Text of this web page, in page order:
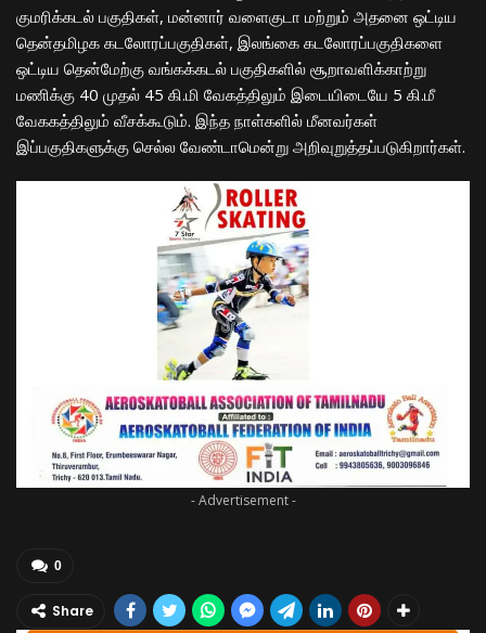
குமரிக்கடல் பகுதிகள், மன்னார் வளைகுடா மற்றும் அதனை ஒட்டிய
தென்தமிழக கடலோரப்பகுதிகள், இலங்கை கடலோரப்பகுதிகளை
ஒட்டிய தென்மேற்கு வங்கக்கடல் பகுதிகளில் சூறாவளிக்காற்று
மணிக்கு 40 முதல் 45 கி.மி வேகத்திலும் இடையிடையே 5 கி.மீ
வேககத்திலும் வீசக்கூடும். இந்த நாள்களில் மீனவர்கள்
இப்பகுதிகளுக்கு செல்ல வேண்டாமென்று அறிவுறுத்தப்படுகிறார்கள்.
- Advertisement -
0
Share